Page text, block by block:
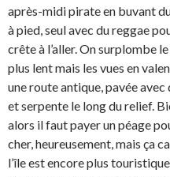
après-midi pirate en buvant
à pied, seul avec du reggae
crête à l’aller. On surplombe
plus lent mais les vues en
une route antique, pavée
et serpente le long du relief.
alors il faut payer un péage
cher, heureusement, mais ça
l’île est encore plus